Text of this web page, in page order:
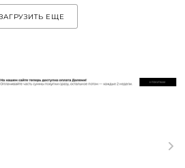
ЗАГРУЗИТЬ ЕЩЕ